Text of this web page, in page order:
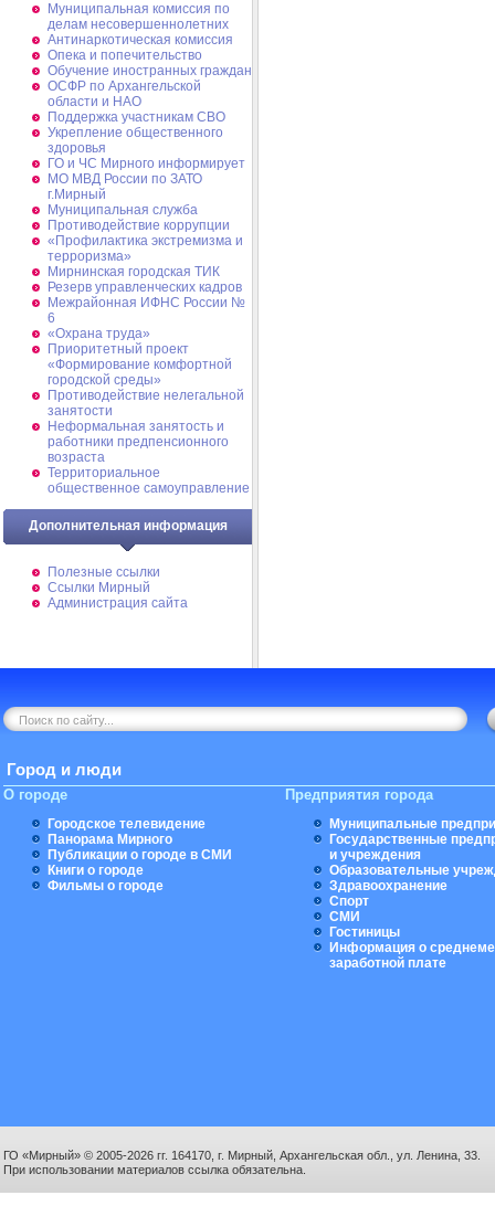
Муниципальная комиссия по
делам несовершеннолетних
Антинаркотическая комиссия
Опека и попечительство
Обучение иностранных граждан
ОСФР по Архангельской
области и НАО
Поддержка участникам СВО
Укрепление общественного
здоровья
ГО и ЧС Мирного информирует
МО МВД России по ЗАТО
г.Мирный
Муниципальная cлужба
Противодействие коррупции
«Профилактика экстремизма и
терроризма»
Мирнинская городская ТИК
Резерв управленческих кадров
Межрайонная ИФНС России №
6
«Охрана труда»
Приоритетный проект
«Формирование комфортной
городской среды»
Противодействие нелегальной
занятости
Неформальная занятость и
работники предпенсионного
возраста
Территориальное
общественное самоуправление
Дополнительная информация
Полезные ссылки
Ссылки Мирный
Администрация сайта
Город и люди
О городе
Городское телевидение
Панорама Мирного
Публикации о городе в СМИ
Книги о городе
Фильмы о городе
Предприятия города
Муниципальные
Государственные
и учреждения
Образовательные
Здравоохранение
Спорт
СМИ
Гостиницы
Информация о
заработной плате
ГО «Мирный» © 2005-2026 гг. 164170, г. Мирный, Архангельская обл., ул. Ленина, 33.
При использовании материалов ссылка обязательна.